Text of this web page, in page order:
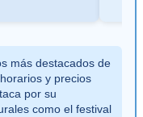
más destacados de
y precios
por su
como el festival